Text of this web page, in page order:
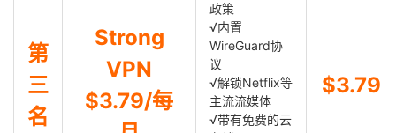
第
三
名
Strong
VPN
$3.79/每
政策
√内置
WireGuard协
议
√解锁Netflix等
主流流媒体
√带有免费的云
$3.79